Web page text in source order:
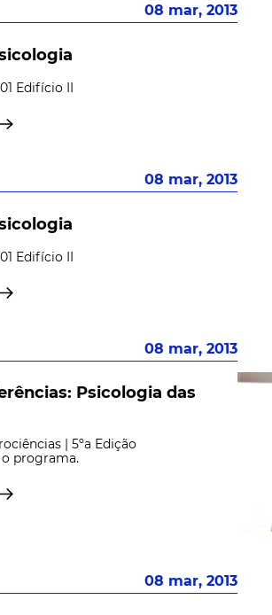
08 mar, 2013
Edifício II
08 mar, 2013
Edifício II
08 mar, 2013
Psicologia das
| 5ºa Edição
programa.
08 mar, 2013